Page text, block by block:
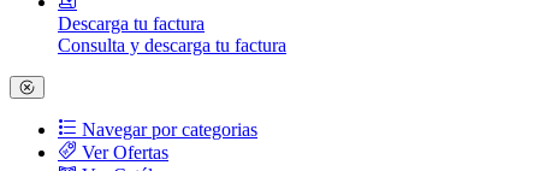
Descarga tu factura
Consulta y descarga tu factura
Navegar por categorias
Ver Ofertas